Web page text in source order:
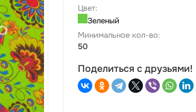
Цвет:
Зеленый
Минимальное кол-во:
50
Поделиться с друзьями!